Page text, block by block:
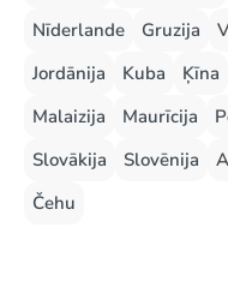
Nīderlande
Gruzija
Jordānija
Kuba Ķīna
Malaizija
Maurīcija
Slovākija
Slovēnija
Čehu